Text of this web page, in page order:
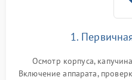
1.
Осмотр корпуса,
Включение аппарата,